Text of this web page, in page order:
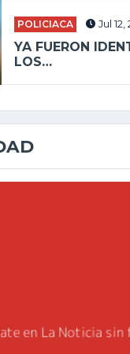
POLICIACA Jul 12,
YA FUERON
LOS…